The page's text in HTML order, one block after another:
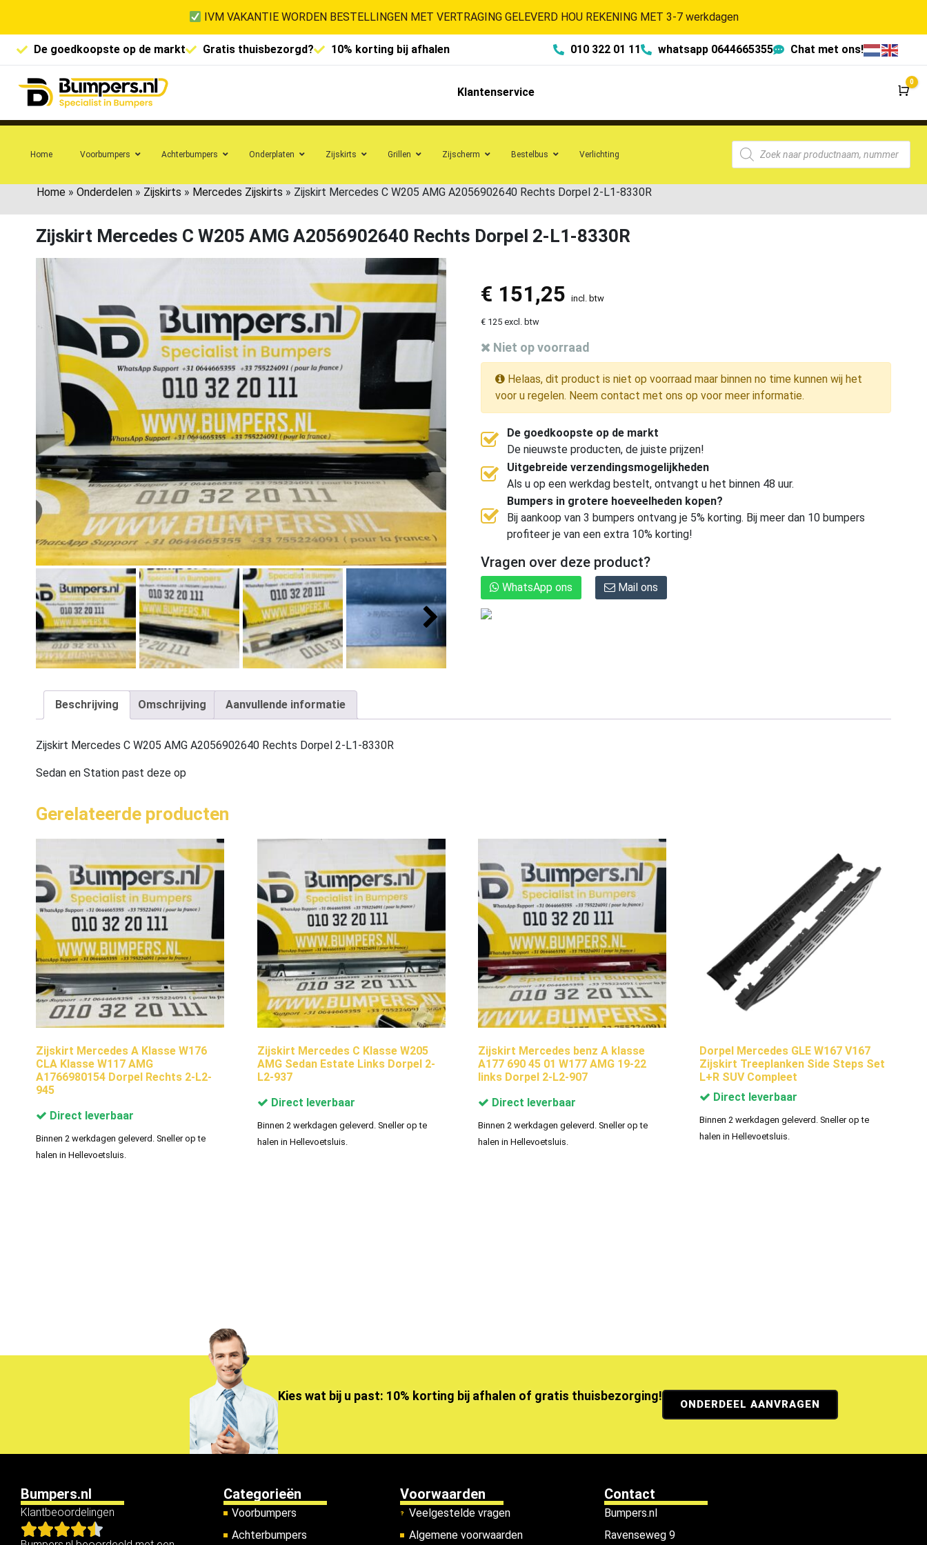
IVM VAKANTIE WORDEN BESTELLINGEN MET VERTRAGING GELEVERD HOU REKENING MET 3-7 werkdagen
De goedkoopste op de markt Gratis thuisbezorgd? 10% korting bij afhalen 010 322 01 11 whatsapp 0644665355 Chat met ons!
Klantenservice
0
Home Voorbumpers Achterbumpers Onderplaten Zijskirts Grillen Zijscherm Bestelbus Verlichting
Home » Onderdelen » Zijskirts » Mercedes Zijskirts » Zijskirt Mercedes C W205 AMG A2056902640 Rechts Dorpel 2-L1-8330R
Zijskirt Mercedes C W205 AMG A2056902640 Rechts Dorpel 2-L1-8330R
€ 151,25 incl. btw
€ 125 excl. btw
Niet op voorraad
Helaas, dit product is niet op voorraad maar binnen no time kunnen wij het
voor u regelen. Neem contact met ons op voor meer informatie.
De goedkoopste op de markt
De nieuwste producten, de juiste prijzen!
Uitgebreide verzendingsmogelijkheden
Als u op een werkdag bestelt, ontvangt u het binnen 48 uur.
Bumpers in grotere hoeveelheden kopen?
Bij aankoop van 3 bumpers ontvang je 5% korting. Bij meer dan 10 bumpers
profiteer je van een extra 10% korting!
Vragen over deze product?
WhatsApp ons Mail ons
Beschrijving Omschrijving Aanvullende informatie
Zijskirt Mercedes C W205 AMG A2056902640 Rechts Dorpel 2-L1-8330R
Sedan en Station past deze op
Gerelateerde producten
Zijskirt Mercedes A Klasse W176
CLA Klasse W117 AMG
A1766980154 Dorpel Rechts 2-L2-
945
Direct leverbaar
Binnen 2 werkdagen geleverd. Sneller op te
halen in Hellevoetsluis.
Zijskirt Mercedes C Klasse W205
AMG Sedan Estate Links Dorpel 2-
L2-937
Direct leverbaar
Binnen 2 werkdagen geleverd. Sneller op te
halen in Hellevoetsluis.
Zijskirt Mercedes benz A klasse
A177 690 45 01 W177 AMG 19-22
links Dorpel 2-L2-907
Direct leverbaar
Binnen 2 werkdagen geleverd. Sneller op te
halen in Hellevoetsluis.
Dorpel Mercedes GLE W167 V167
Zijskirt Treeplanken Side Steps Set
L+R SUV Compleet
Direct leverbaar
Binnen 2 werkdagen geleverd. Sneller op te
halen in Hellevoetsluis.
Kies wat bij u past: 10% korting bij afhalen of gratis thuisbezorging!
ONDERDEEL AANVRAGEN
Bumpers.nl
Klantbeoordelingen
Categorieën
Voorbumpers
Achterbumpers
Voorwaarden
Veelgestelde vragen
Algemene voorwaarden
Contact
Bumpers.nl
Ravenseweg 9